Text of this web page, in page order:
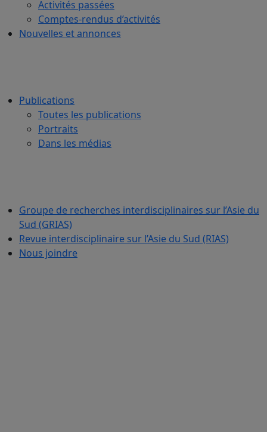
Activités passées
Comptes-rendus d’activités
Nouvelles et annonces
Publications
Toutes les publications
Portraits
Dans les médias
Groupe de recherches interdisciplinaires sur l’Asie du
Sud (GRIAS)
Revue interdisciplinaire sur l’Asie du Sud (RIAS)
Nous joindre